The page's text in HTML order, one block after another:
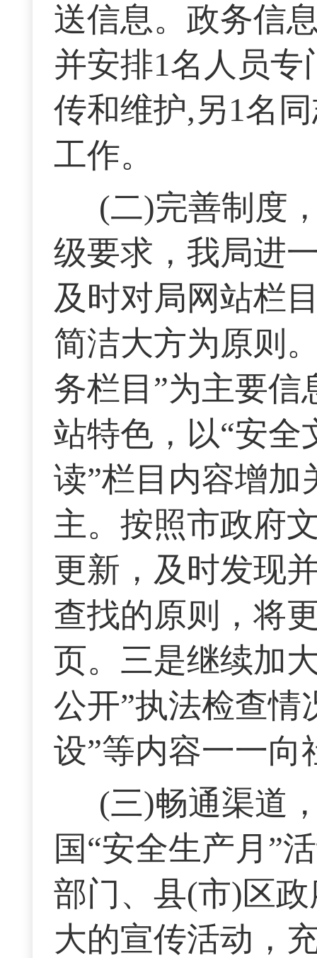
送信息。政务信
并安排1名人员
传和维护,另1名
工作。
(二)完善制度
级要求，我局进
及时对局网站栏
简洁大方为原则
务栏目”为主要
站特色，以“安全
读”栏目内容增加
主。按照市政府
更新，及时发现
查找的原则，将
页。三是继续加
公开”执法检查情
设”等内容一一向
(三)畅通渠道
国“安全生产月”
部门、县(市)区
大的宣传活动，